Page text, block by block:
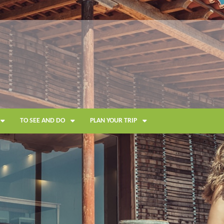
TO SEE AND DO PLAN YOUR TRIP